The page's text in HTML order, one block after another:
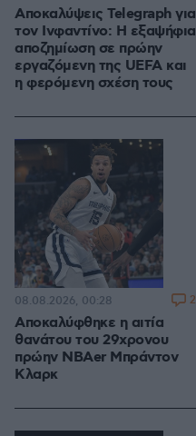
Αποκαλύψεις Telegraph για
τον Ινφαντίνο: Η εξαψήφια
αποζημίωση σε πρώην
εργαζόμενη της UEFA και
η φερόμενη σχέση τους
Αποκαλύφθηκε η αιτία
θανάτου του 29χρονου
πρώην NBAer Μπράντον
Κλαρκ
08.08.2026, 00:28 2